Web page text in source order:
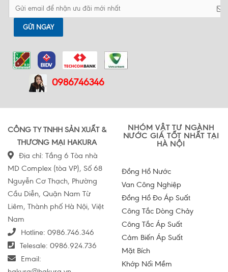
GỬI NGAY
0986746346
CÔNG TY TNHH SẢN XUẤT &
THƯƠNG MẠI HAKURA
Địa chỉ: Tầng 6 Tòa nhà
MD Complex (tòa VP), Số 68
Nguyễn Cơ Thạch, Phường
Cầu Diễn, Quận Nam Từ
Liêm, Thành phố Hà Nội, Việt
Nam
Hotline: 0986.746.346
Telesale: 0986.924.736
Email:
NHÓM VẬT TƯ NGÀNH
NƯỚC GIÁ TỐT NHẤT TẠI
HÀ NỘI
Đồng Hồ Nước
Van Công Nghiệp
Đồng Hồ Đo Áp Suất
Công Tắc Dòng Chảy
Công Tắc Áp Suất
Cảm Biến Áp Suất
Mặt Bích
Khớp Nối Mềm